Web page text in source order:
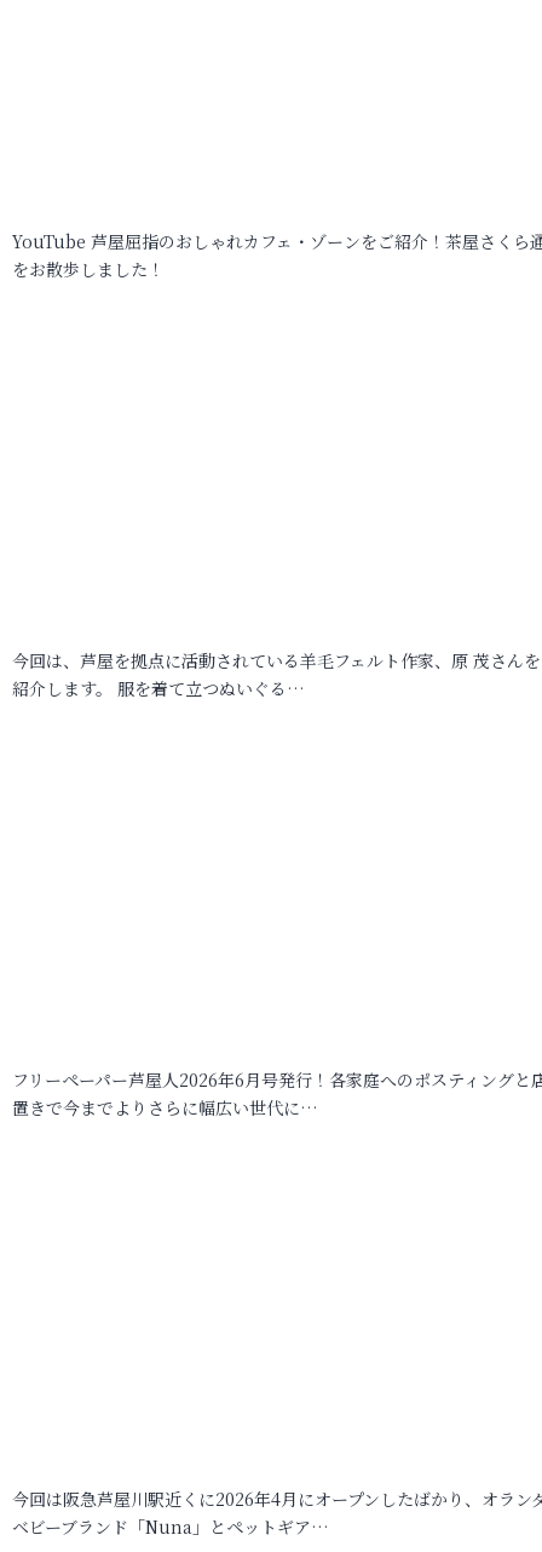
YouTube 芦屋屈指のおしゃれカフェ・ゾーンをご紹介！茶屋さくら
をお散歩しました！
今回は、芦屋を拠点に活動されている羊毛フェルト作家、原 茂さん
紹介します。 服を着て立つぬいぐる…
フリーペーパー芦屋人2026年6月号発行！各家庭へのポスティングと
置きで今までよりさらに幅広い世代に…
今回は阪急芦屋川駅近くに2026年4月にオープンしたばかり、オラン
ベビーブランド「Nuna」とペットギア…